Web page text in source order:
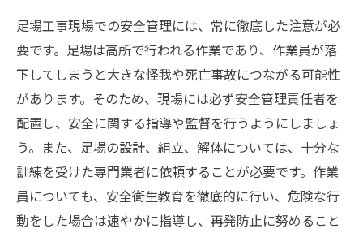
足場工事現場での安全管理には、常に徹底した注意が必
要です。足場は高所で行われる作業であり、作業員が落
下してしまうと大きな怪我や死亡事故につながる可能性
があります。そのため、現場には必ず安全管理責任者を
配置し、安全に関する指導や監督を行うようにしましょ
う。また、足場の設計、組立、解体については、十分な
訓練を受けた専門業者に依頼することが必要です。作業
員についても、安全衛生教育を徹底的に行い、危険な行
動をした場合は速やかに指導し、再発防止に努めること